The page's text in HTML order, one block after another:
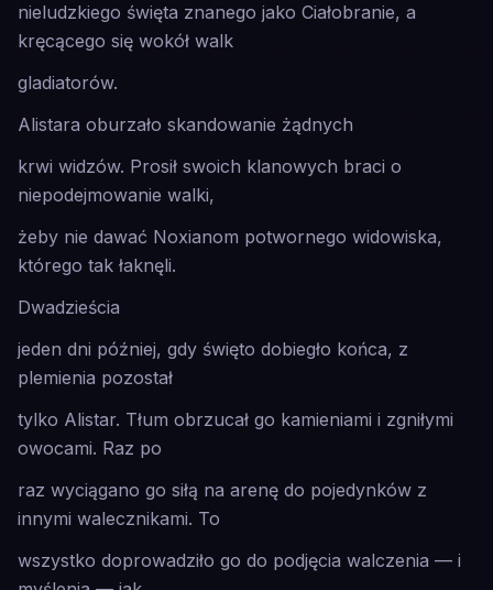
nieludzkiego święta znanego jako Ciałobranie, a
kręcącego się wokół walk
gladiatorów.
Alistara oburzało skandowanie żądnych
krwi widzów. Prosił swoich klanowych braci o
niepodejmowanie walki,
żeby nie dawać Noxianom potwornego widowiska,
którego tak łaknęli.
Dwadzieścia
jeden dni później, gdy święto dobiegło końca, z
plemienia pozostał
tylko Alistar. Tłum obrzucał go kamieniami i zgniłymi
owocami. Raz po
raz wyciągano go siłą na arenę do pojedynków z
innymi walecznikami. To
wszystko doprowadziło go do podjęcia walczenia — i